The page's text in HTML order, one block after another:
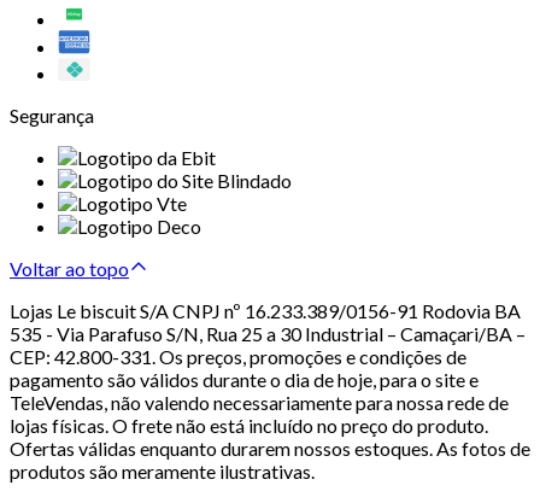
Segurança
Voltar ao topo
Lojas Le biscuit S/A CNPJ nº 16.233.389/0156-91 Rodovia BA
535 - Via Parafuso S/N, Rua 25 a 30 Industrial – Camaçari/BA –
CEP: 42.800-331. Os preços, promoções e condições de
pagamento são válidos durante o dia de hoje, para o site e
TeleVendas, não valendo necessariamente para nossa rede de
lojas físicas. O frete não está incluído no preço do produto.
Ofertas válidas enquanto durarem nossos estoques. As fotos de
produtos são meramente ilustrativas.